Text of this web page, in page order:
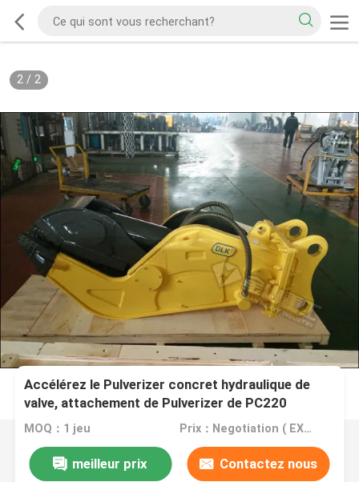
2/ 2
Accélérez le Pulverizer concret hydraulique de
valve, attachement de Pulverizer de PC220
MOQ：1 jeu Prix：Negotiation ( EXW , FOB or CIF price )
meilleur prix Contactez nous